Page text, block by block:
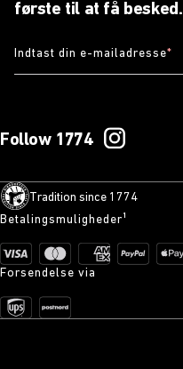
første til at få besked.
Indtast din e-mailadresse*
Follow 1774
Tradition since 1774
Betalingsmuligheder¹
Forsendelse via